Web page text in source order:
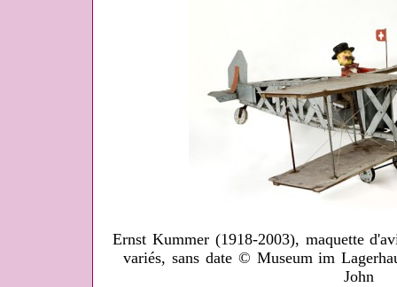
Ernst Kummer (1918-2003), maquette
variés, sans date © Museum im
John